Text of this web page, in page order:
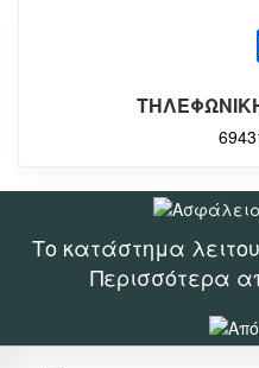
Το κατάστημα
Περισσότερα